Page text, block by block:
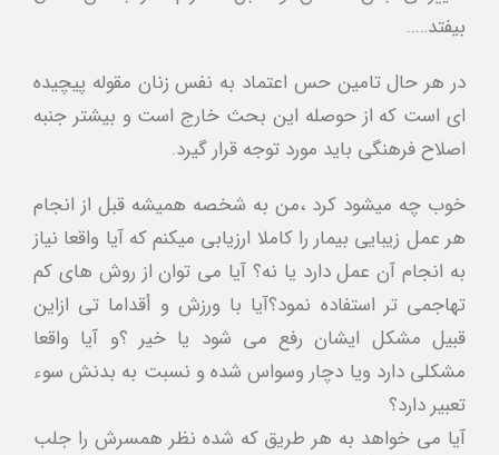
بيفتد…..
در هر حال تامين حس اعتماد به نفس زنان مقوله پيچيده
اي است كه از حوصله اين بحث خارج است و بيشتر جنبه
اصلاح فرهنگي بايد مورد توجه قرار گيرد.
خوب چه ميشود كرد ،من به شخصه هميشه قبل از انجام
هر عمل زيبايي بيمار را كاملا ارزيابي ميكنم كه آيا واقعا نياز
به انجام آن عمل دارد يا نه؟ آيا مي توان از روش هاي كم
تهاجمي تر استفاده نمود؟آيا با ورزش و أقداما تي ازاين
قبيل مشكل ايشان رفع مي شود يا خير ؟و آيا واقعا
مشكلي دارد ويا دچار وسواس شده و نسبت به بدنش سوء
تعبير دارد؟
آيا مي خواهد به هر طريق كه شده نظر همسرش را جلب